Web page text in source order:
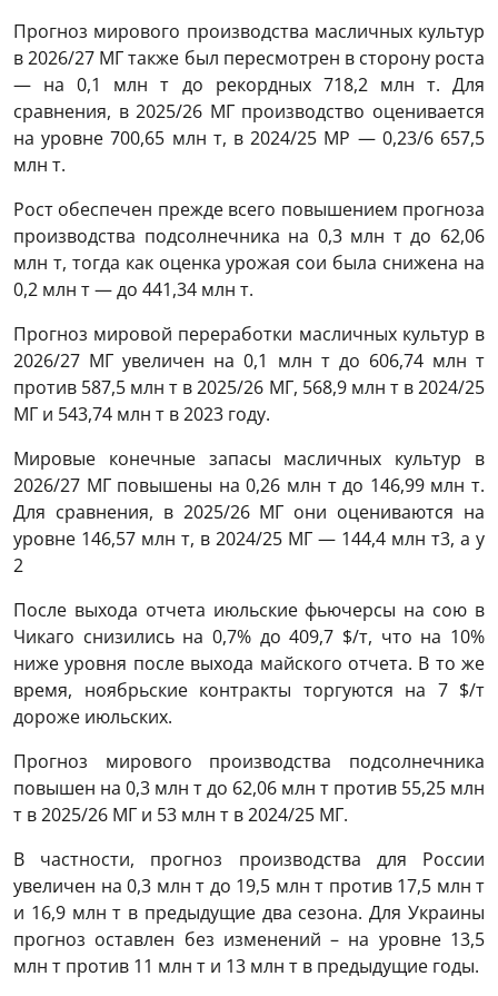
Прогноз мирового производства масличных культур
в 2026/27 МГ также был пересмотрен в сторону роста
— на 0,1 млн т до рекордных 718,2 млн т. Для
сравнения, в 2025/26 МГ производство оценивается
на уровне 700,65 млн т, в 2024/25 МР — 0,23/6 657,5
млн т.
Рост обеспечен прежде всего повышением прогноза
производства подсолнечника на 0,3 млн т до 62,06
млн т, тогда как оценка урожая сои была снижена на
0,2 млн т — до 441,34 млн т.
Прогноз мировой переработки масличных культур в
2026/27 МГ увеличен на 0,1 млн т до 606,74 млн т
против 587,5 млн т в 2025/26 МГ, 568,9 млн т в 2024/25
МГ и 543,74 млн т в 2023 году.
Мировые конечные запасы масличных культур в
2026/27 МГ повышены на 0,26 млн т до 146,99 млн т.
Для сравнения, в 2025/26 МГ они оцениваются на
уровне 146,57 млн т, в 2024/25 МГ — 144,4 млн т3, а у
2
После выхода отчета июльские фьючерсы на сою в
Чикаго снизились на 0,7% до 409,7 $/т, что на 10%
ниже уровня после выхода майского отчета. В то же
время, ноябрьские контракты торгуются на 7 $/т
дороже июльских.
Прогноз мирового производства подсолнечника
повышен на 0,3 млн т до 62,06 млн т против 55,25 млн
т в 2025/26 МГ и 53 млн т в 2024/25 МГ.
В частности, прогноз производства для России
увеличен на 0,3 млн т до 19,5 млн т против 17,5 млн т
и 16,9 млн т в предыдущие два сезона. Для Украины
прогноз оставлен без изменений – на уровне 13,5
млн т против 11 млн т и 13 млн т в предыдущие годы.